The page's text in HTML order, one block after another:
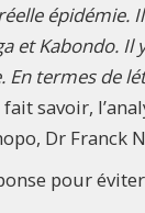
épidémie.
et Kabondo.
En termes de
fait savoir,
Dr Franck
pour